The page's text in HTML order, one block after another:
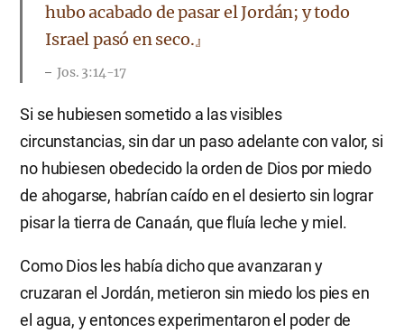
hubo acabado de pasar el Jordán; y todo
Israel pasó en seco.』
Jos. 3:14-17
Si se hubiesen sometido a las visibles
circunstancias, sin dar un paso adelante con valor, si
no hubiesen obedecido la orden de Dios por miedo
de ahogarse, habrían caído en el desierto sin lograr
pisar la tierra de Canaán, que fluía leche y miel.
Como Dios les había dicho que avanzaran y
cruzaran el Jordán, metieron sin miedo los pies en
el agua, y entonces experimentaron el poder de